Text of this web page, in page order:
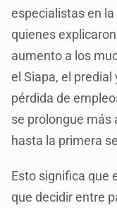
especialistas en
quienes
aumento a los
el Siapa, el
pérdida de
se prolongue más
hasta la primera
Esto significa que
que decidir entre